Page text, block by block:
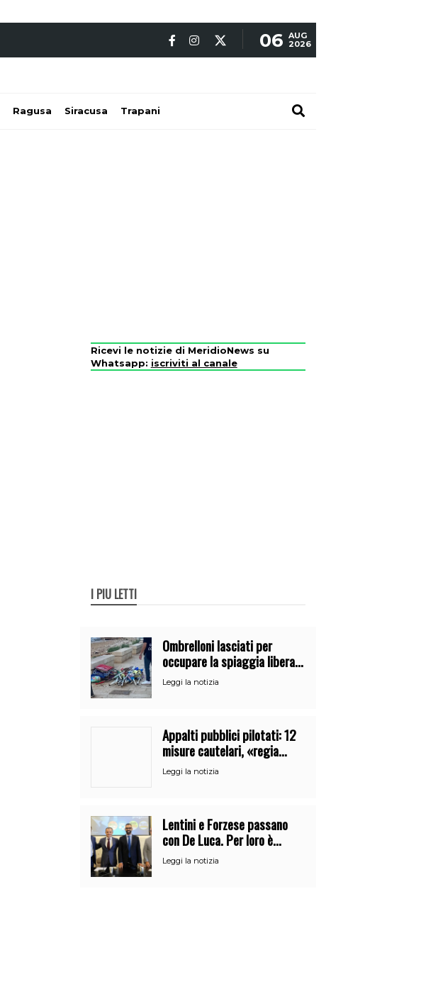
06 AUG
2026
Ragusa Siracusa Trapani
Ricevi le notizie di MeridioNews su
Whatsapp: iscriviti al canale
I PIÙ LETTI
Ombrelloni lasciati per
occupare la spiaggia libera.
Maxi sequestro della Guardia
Costiera
Leggi la notizia
Appalti pubblici pilotati: 12
misure cautelari, «regia
occulta» di un uomo vicino al
clan
Leggi la notizia
Lentini e Forzese passano
con De Luca. Per loro è
l’ennesimo cambio di partito
Leggi la notizia